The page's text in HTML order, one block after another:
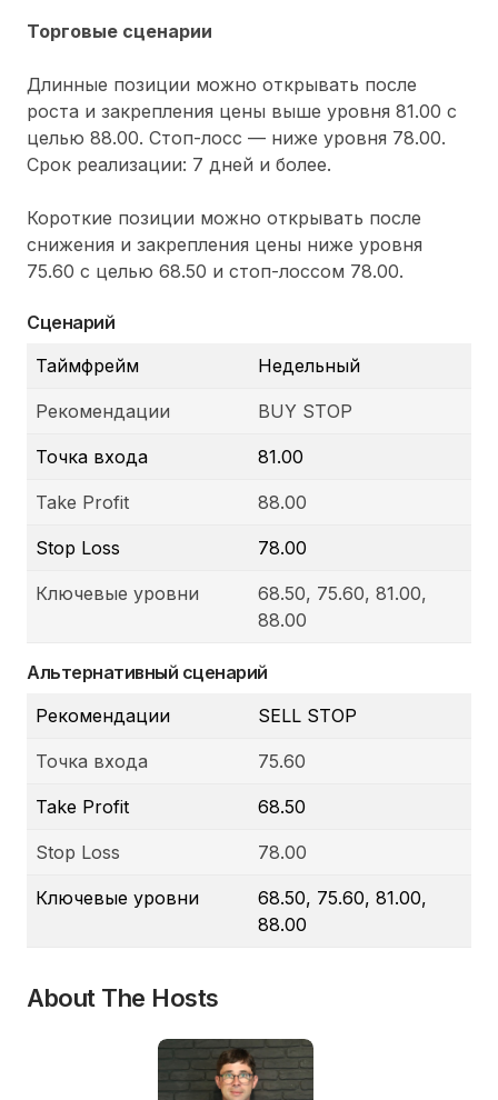
Торговые сценарии
Длинные позиции можно открывать после
роста и закрепления цены выше уровня 81.00 с
целью 88.00. Стоп-лосс — ниже уровня 78.00.
Срок реализации: 7 дней и более.
Короткие позиции можно открывать после
снижения и закрепления цены ниже уровня
75.60 с целью 68.50 и стоп-лоссом 78.00.
Сценарий
Таймфрейм
Недельный
Рекомендации BUY STOP
Точка входа 81.00
Take Profit 88.00
Stop Loss 78.00
Ключевые уровни
68.50, 75.60, 81.00,
88.00
Альтернативный сценарий
Рекомендации
SELL STOP
Точка входа 75.60
Take Profit 68.50
Stop Loss 78.00
Ключевые уровни
68.50, 75.60, 81.00,
88.00
About The Hosts